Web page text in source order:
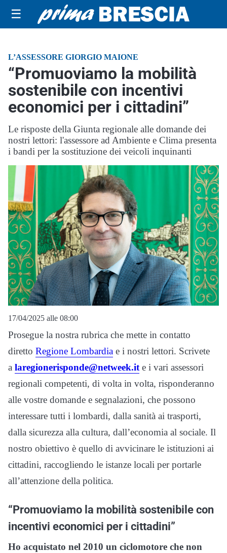
☰
L’ASSESSORE GIORGIO MAIONE
“Promuoviamo la mobilità
sostenibile con incentivi
economici per i cittadini”
Le risposte della Giunta regionale alle domande dei
nostri lettori: l'assessore ad Ambiente e Clima presenta
i bandi per la sostituzione dei veicoli inquinanti
17/04/2025 alle 08:00
Prosegue la nostra rubrica che mette in contatto
diretto Regione Lombardia e i nostri lettori. Scrivete
a laregionerisponde@netweek.it e i vari assessori
regionali competenti, di volta in volta, risponderanno
alle vostre domande e segnalazioni, che possono
interessare tutti i lombardi, dalla sanità ai trasporti,
dalla sicurezza alla cultura, dall’economia al sociale. Il
nostro obiettivo è quello di avvicinare le istituzioni ai
cittadini, raccogliendo le istanze locali per portarle
all’attenzione della politica.
“Promuoviamo la mobilità sostenibile con
incentivi economici per i cittadini”
Ho acquistato nel 2010 un ciclomotore che non